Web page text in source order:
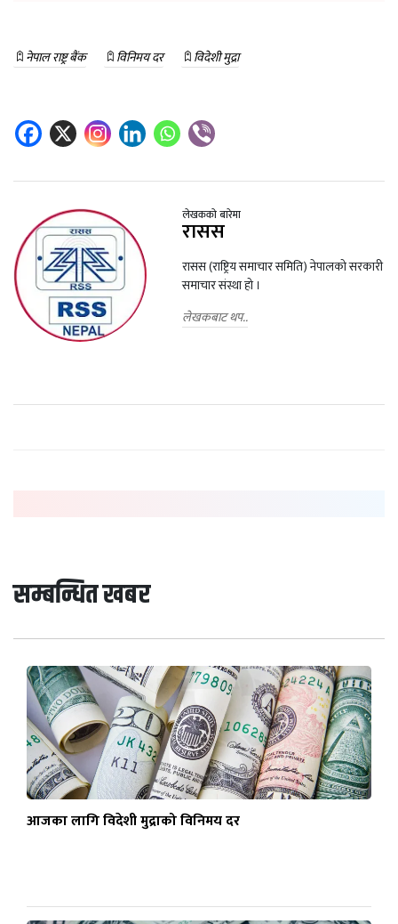
नेपाल राष्ट्र बैंक विनिमय दर विदेशी मुद्रा
लेखकको बारेमा
रासस
रासस (राष्ट्रिय समाचार समिति) नेपालको सरकारी
समाचार संस्था हो ।
लेखकबाट थप..
सम्बन्धित खबर
आजका लागि विदेशी मुद्राको विनिमय दर